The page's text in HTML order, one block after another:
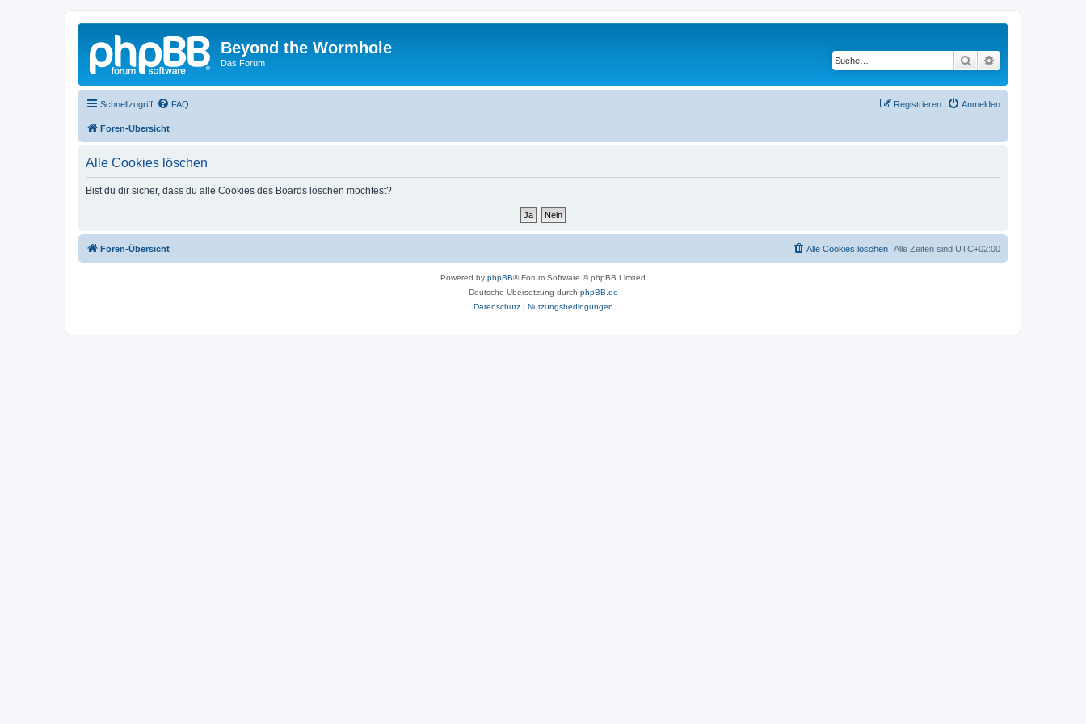
Beyond the Wormhole
Das Forum Suche
Schnellzugriff FAQ Anmelden
Registrieren
Foren-Übersicht
Alle Cookies löschen
Bist du dir sicher, dass du alle Cookies des Boards löschen möchtest?
Foren-Übersicht Alle Zeiten sind UTC+02:00
Alle Cookies löschen
Powered by phpBB® Forum Software © phpBB Limited
Deutsche Übersetzung durch phpBB.de
Datenschutz| Nutzungsbedingungen